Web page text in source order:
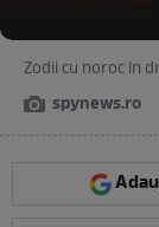
Zodii cu noroc în
spynews.ro